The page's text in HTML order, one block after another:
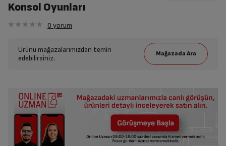
Konsol Oyunları
0 yorum
Ürünü mağazalarımızdan temin
edebilirsiniz.